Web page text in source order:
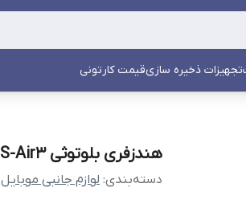
تجهیزات ذخیره سازیقیمت کارتونی
هندزفری بلوتوثی NS-Air3
دسته‌بندی: لوازم جانبی موبایل